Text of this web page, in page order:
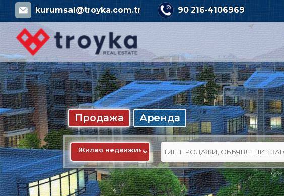
kurumsal@troyka.com.tr 90 216-4106969
Продажа Аренда